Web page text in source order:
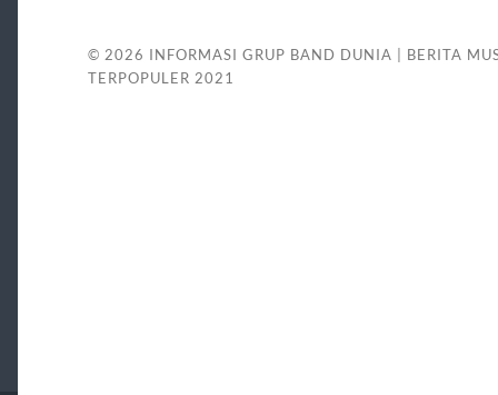
© 2026 INFORMASI GRUP BAND DUNIA | BERITA
TERPOPULER 2021